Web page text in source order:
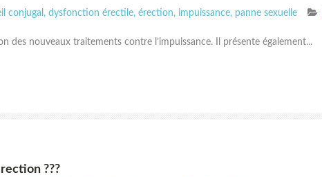
conjugal , dysfonction érectile, érection, impuissance, panne sexuelle
des nouveaux traitements contre l’impuissance. Il présente également...
???